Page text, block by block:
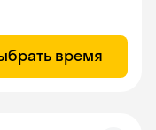
время